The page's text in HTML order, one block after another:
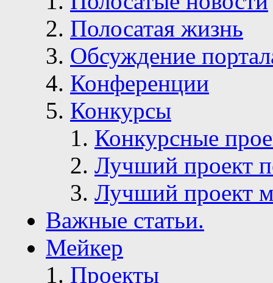
Полосатая жизнь
Обсуждение
Конференции
Конкурсы
Конкурсные
Лучший проект
Лучший проект
Важные статьи.
Мейкер
Проекты